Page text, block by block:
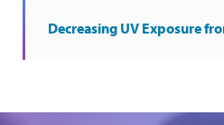
Decreasing UV Exposure